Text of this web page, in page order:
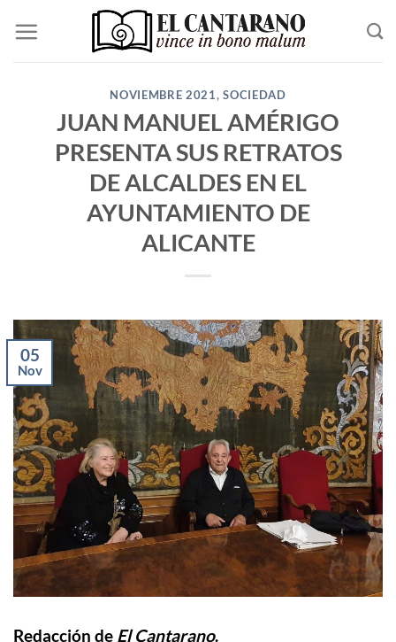
contenido
NOVIEMBRE 2021,SOCIEDAD
JUAN MANUEL AMÉRIGO
PRESENTA SUS RETRATOS
DE ALCALDES EN EL
AYUNTAMIENTO DE
ALICANTE
05
Nov
Redacción de El Cantarano.